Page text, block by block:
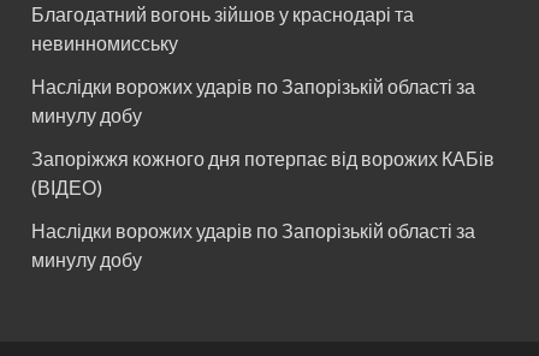
Благодатний вогонь зійшов у краснодарі та
невинномисську
Наслідки ворожих ударів по Запорізькій області за
минулу добу
Запоріжжя кожного дня потерпає від ворожих КАБів
(ВІДЕО)
Наслідки ворожих ударів по Запорізькій області за
минулу добу